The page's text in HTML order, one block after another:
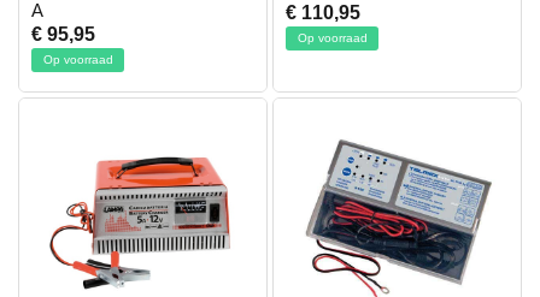
A
€ 95,95
Op voorraad
€ 110,95
Op voorraad